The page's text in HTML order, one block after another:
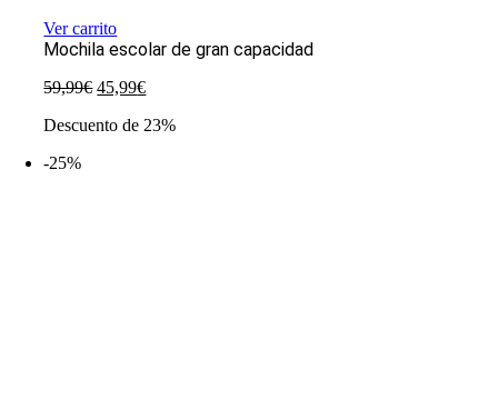
Ver carrito
Mochila escolar de gran capacidad
59,99€ El
original
45,99€El
actual
Descuento de 23%
-25%